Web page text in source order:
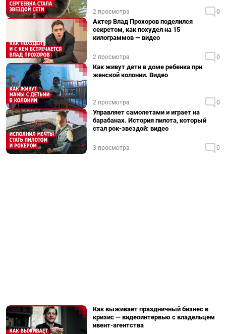
2 просмотра 0
Актер Влад Прохоров поделился
секретом, как похудел на 15
килограммов — видео
2 просмотра 0
Как живут дети в доме ребенка при
женской колонии. Видео
2 просмотра 0
Управляет самолетами и играет на
барабанах. История пилота, который
стал рок-звездой: видео
3 просмотра 0
Как выживает праздничный бизнес в
кризис — видеоинтервью с владельцем
ивент-агентства